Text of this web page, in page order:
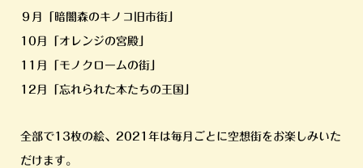
９月「暗闇森のキノコ旧市街」
10月「オレンジの宮殿」
11月「モノクロームの街」
12月「忘れられた本たちの王国」
全部で13枚の絵、2021年は毎月ごとに空想街をお楽しみいた
だけます。